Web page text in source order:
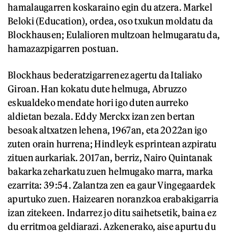
hamalaugarren koskaraino egin du atzera. Markel
Beloki (Education), ordea, oso txukun moldatu da
Blockhausen; Eulalioren multzoan helmugaratu da,
hamazazpigarren postuan.
Blockhaus bederatzigarrenez agertu da Italiako
Giroan. Han kokatu dute helmuga, Abruzzo
eskualdeko mendate hori igo duten aurreko
aldietan bezala. Eddy Merckx izan zen bertan
besoak altxatzen lehena, 1967an, eta 2022an igo
zuten orain hurrena; Hindleyk esprintean azpiratu
zituen aurkariak. 2017an, berriz, Nairo Quintanak
bakarka zeharkatu zuen helmugako marra, marka
ezarrita: 39:54. Zalantza zen ea gaur Vingegaardek
apurtuko zuen. Haizearen noranzkoa erabakigarria
izan zitekeen. Indarrez jo ditu saihetsetik, baina ez
du erritmoa geldiarazi. Azkenerako, aise apurtu du